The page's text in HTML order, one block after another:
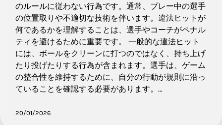
のルールに従わない行為です。通常、プレー中の選手
の位置取りや不適切な技術を伴います。違法ヒットが
何であるかを理解することは、選手やコーチがペナル
ティを避けるために重要です。 一般的な違法ヒット
には、ボールをクリーンに打つのではなく、持ち上げ
たり投げたりする行為が含まれます。選手は、ゲーム
の整合性を維持するために、自分の行動が規則に沿っ
ていることを確認する必要があります。…
20/01/2026